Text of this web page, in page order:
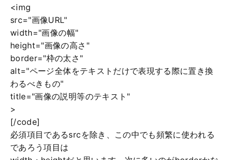
<img
src="画像URL"
width="画像の幅"
height="画像の高さ"
border="枠の太さ"
alt="ページ全体をテキストだけで表現する際に置き換
わるべきもの"
title="画像の説明等のテキスト"
>
[/code]
必須項目であるsrcを除き、この中でも頻繁に使われる
であろう項目は